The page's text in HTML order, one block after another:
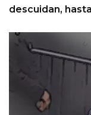
descuidan,